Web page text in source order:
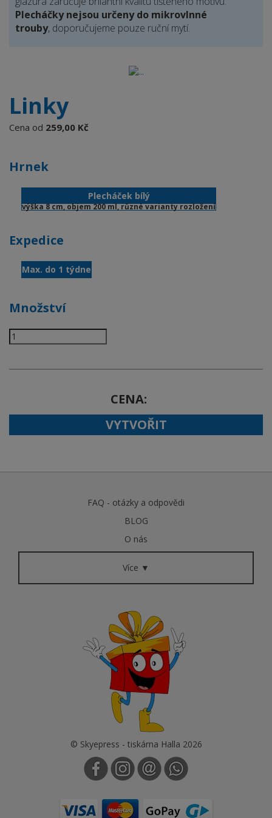
Plecháčky nejsou určeny do mikrovlnné
trouby, doporučujeme pouze ruční mytí.
Linky
Cena od 259,00 Kč
Hrnek
Plecháček bílý
výška 8 cm, objem 200 ml, různé varianty rozložení
Expedice
Max. do 1 týdne
Množství
CENA
VYTVOŘIT
FAQ - otázky a odpovědi
BLOG
O nás
Více ▼
© Skyepress - tiskárna Halla 2026